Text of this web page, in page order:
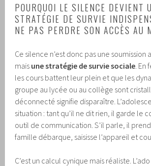
POURQUOI LE SILENCE DEVIENT
STRATÉGIE DE SURVIE
NE PAS PERDRE SON ACCÈS AU
Ce silence n’est donc pas une soumission
mais une stratégie de survie sociale .
les cours battent leur plein et que les
groupe au lycée ou au collège sont
déconnecté signifie disparaître.
situation : tant qu’il ne dit rien, il garde le
outil de communication. S’il parle, il
famille débarque, saisisse l’appareil et
C’est un calcul cynique mais réaliste.